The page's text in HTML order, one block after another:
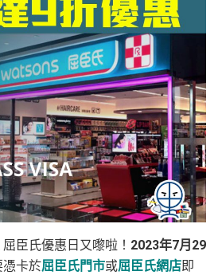
屈臣氏優惠日又嚟啦！ 2023年7月29
憑卡於屈臣氏門市或屈臣氏網店即